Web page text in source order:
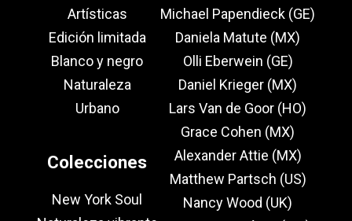
Artísticas
Edición limitada
Blanco y negro
Naturaleza
Urbano
Colecciones
New York Soul
Michael Papendieck (GE)
Daniela Matute (MX)
Olli Eberwein (GE)
Daniel Krieger (MX)
Lars Van de Goor (HO)
Grace Cohen (MX)
Alexander Attie (MX)
Matthew Partsch (US)
Nancy Wood (UK)